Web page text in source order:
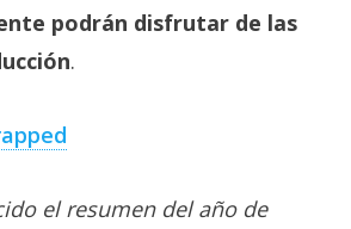
podrán disfrutar de las
.
el resumen del año de